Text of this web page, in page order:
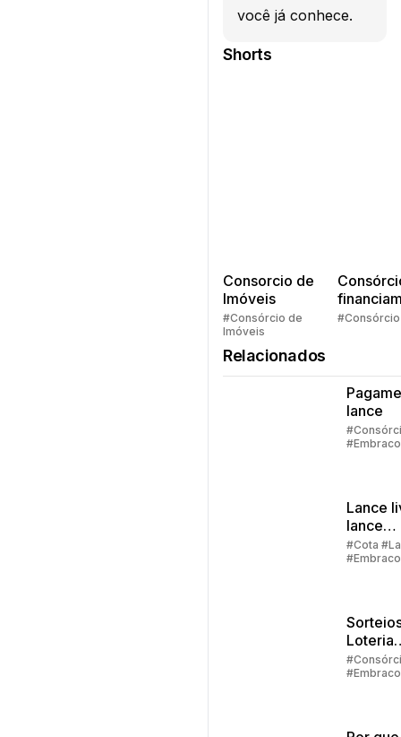
você já conhece.
Shorts
Consorcio de
Imóveis
#Consórcio de
Imóveis
Quem
#Consórcio
Relacionados
lance
Lance
lance
#Cota
Loteria
Federal:
grupos